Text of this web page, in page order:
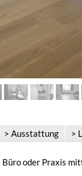
> Ausstattung >
oder Praxis